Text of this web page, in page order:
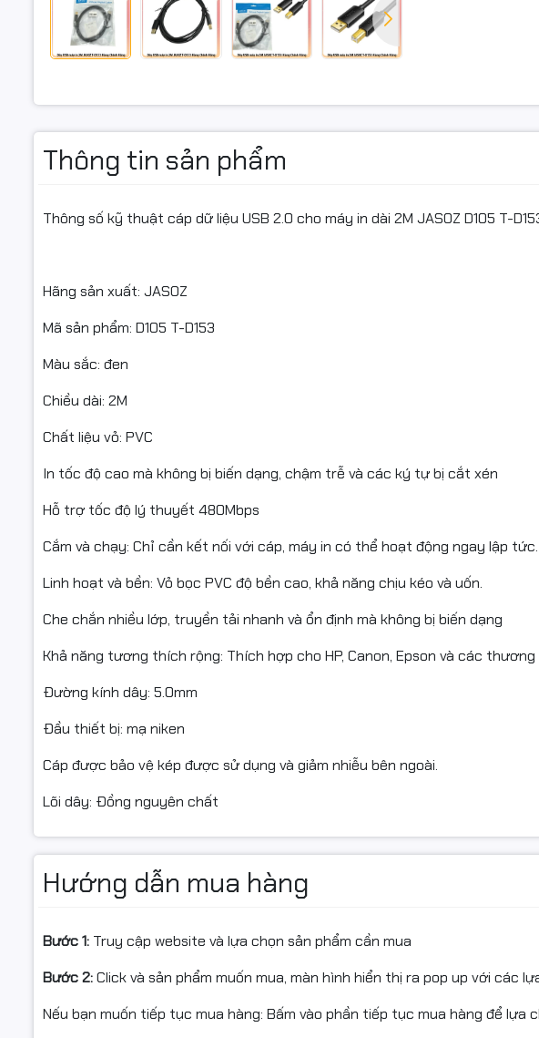
Thông tin sản phẩm
Thông số kỹ thuật cáp dữ liệu USB 2.0 cho máy in dài 2M JASOZ D105 T-
Hãng sản xuất: JASOZ
Mã sản phẩm: D105 T-D153
Màu sắc: đen
Chiều dài: 2M
Chất liệu vỏ: PVC
In tốc độ cao mà không bị biến dạng, chậm trễ và các ký tự bị cắt xén
Hỗ trợ tốc độ lý thuyết 480Mbps
Cắm và chạy: Chỉ cần kết nối với cáp, máy in có thể hoạt động ngay lập tức.
Linh hoạt và bền: Vỏ bọc PVC độ bền cao, khả năng chịu kéo và uốn.
Che chắn nhiều lớp, truyền tải nhanh và ổn định mà không bị biến dạng
Khả năng tương thích rộng: Thích hợp cho HP, Canon, Epson và các
Đường kính dây: 5.0mm
Đầu thiết bị: mạ niken
Cáp được bảo vệ kép được sử dụng và giảm nhiễu bên ngoài.
Lõi dây: Đồng nguyên chất
Hướng dẫn mua hàng
Bước 1: Truy cập website và lựa chọn sản phẩm cần mua
Bước 2:Click và sản phẩm muốn mua, màn hình hiển thị ra pop up với các
Nếu bạn muốn tiếp tục mua hàng: Bấm vào phần tiếp tục mua hàng để lựa
Khả năng tương thích rộng:
thiết bị USB 2.0 khác